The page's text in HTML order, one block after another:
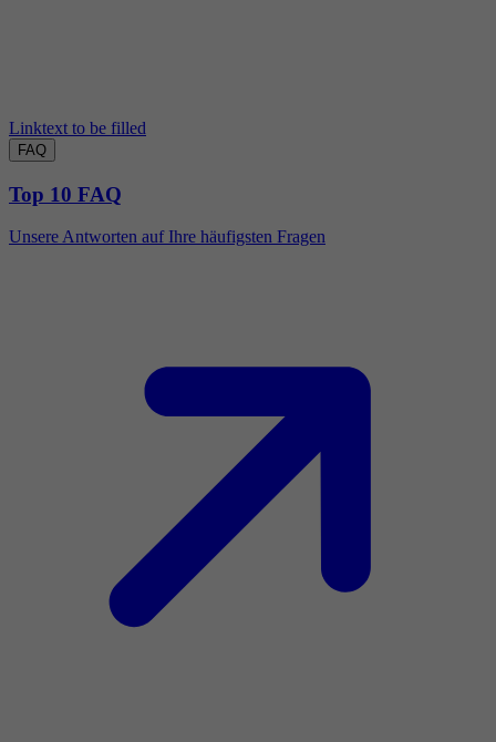
Linktext to be filled
FAQ
Top 10 FAQ
Unsere Antworten auf Ihre häufigsten Fragen